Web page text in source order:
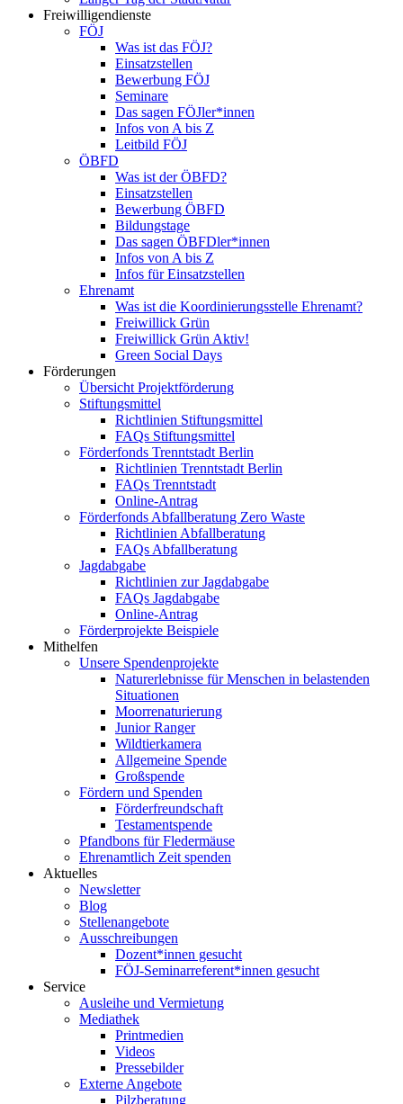
Freiwilligendienste
FÖJ
Was ist das FÖJ?
Einsatzstellen
Bewerbung FÖJ
Seminare
Das sagen FÖJler*innen
Infos von A bis Z
Leitbild FÖJ
ÖBFD
Was ist der ÖBFD?
Einsatzstellen
Bewerbung ÖBFD
Bildungstage
Das sagen ÖBFDler*innen
Infos von A bis Z
Infos für Einsatzstellen
Ehrenamt
Was ist die Koordinierungsstelle Ehrenamt?
Freiwillick Grün
Freiwillick Grün Aktiv!
Green Social Days
Förderungen
Übersicht Projektförderung
Stiftungsmittel
Richtlinien Stiftungsmittel
FAQs Stiftungsmittel
Förderfonds Trenntstadt Berlin
Richtlinien Trenntstadt Berlin
FAQs Trenntstadt
Online-Antrag
Förderfonds Abfallberatung Zero Waste
Richtlinien Abfallberatung
FAQs Abfallberatung
Jagdabgabe
Richtlinien zur Jagdabgabe
FAQs Jagdabgabe
Online-Antrag
Förderprojekte Beispiele
Mithelfen
Unsere Spendenprojekte
Naturerlebnisse für Menschen in belastenden
Situationen
Moorrenaturierung
Junior Ranger
Wildtierkamera
Allgemeine Spende
Großspende
Fördern und Spenden
Förderfreundschaft
Testamentspende
Pfandbons für Fledermäuse
Ehrenamtlich Zeit spenden
Aktuelles
Newsletter
Blog
Stellenangebote
Ausschreibungen
Dozent*innen gesucht
FÖJ-Seminarreferent*innen gesucht
Service
Ausleihe und Vermietung
Mediathek
Printmedien
Videos
Pressebilder
Externe Angebote
Pilzberatung